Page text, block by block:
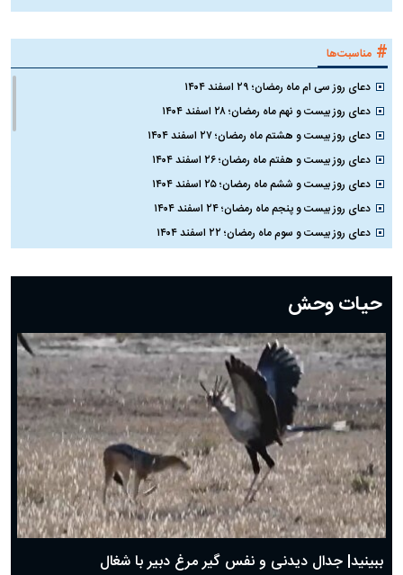
# مناسبت‌ها
دعای روز سی ام ماه رمضان؛ ۲۹ اسفند ۱۴۰۴
دعای روز بیست و نهم ماه رمضان؛ ۲۸ اسفند ۱۴۰۴
دعای روز بیست و هشتم ماه رمضان؛ ۲۷ اسفند ۱۴۰۴
دعای روز بیست و هفتم ماه رمضان؛ ۲۶ اسفند ۱۴۰۴
دعای روز بیست و ششم ماه رمضان؛ ۲۵ اسفند ۱۴۰۴
دعای روز بیست و پنجم ماه رمضان؛ ۲۴ اسفند ۱۴۰۴
دعای روز بیست و سوم ماه رمضان؛ ۲۲ اسفند ۱۴۰۴
دعای روز بیستم ماه رمضان؛ ۱۹ اسفند ۱۴۰۴
دعای روز هشتم ماه مبارک رمضان؛ ۷ اسفند ماه ۱۴۰۴
دعای روز هفتم ماه رمضان؛ ۶ اسفند ۱۴۰۴
دعای روز ششم ماه رمضان؛ ۵ اسفند ۱۴۰۴
دعای روز پنجم ماه رمضان؛ ۴ اسفند ۱۴۰۴
دعای روز چهارم ماه مبارک رمضان؛ ۳ اسفند ۱۴۰۴
دعای روز سوم ماه مبارک رمضان؛ ۱۴ اسفند ۱۴۰۴
دعای روز دوم ماه مبارک رمضان ۱ اسفند ماه ۱۴۰۴
دعای روز اول ماه مبارک رمضان، ۳۰ بهمن ۱۴۰۴
حضرت زینب(س) چگونه از دنیا رفت؟
بهترین پیامک تبریک روز پدر ۱۴۰۴؛ جملات زیبا و صمیمانه
حیات وحش
ببینید| جدال دیدنی و نفس گیر مرغ دبیر با شغال